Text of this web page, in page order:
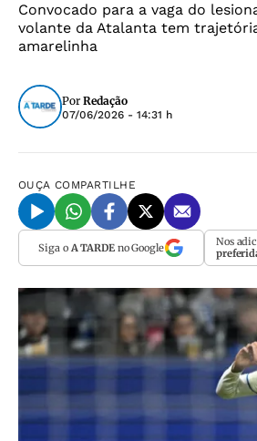
Convocado para a vaga do
volante da Atalanta tem
amarelinha
Por Redação
07/06/2026 - 14:31 h
OUÇA COMPARTILHE
Siga o A TARDEno Google Nos